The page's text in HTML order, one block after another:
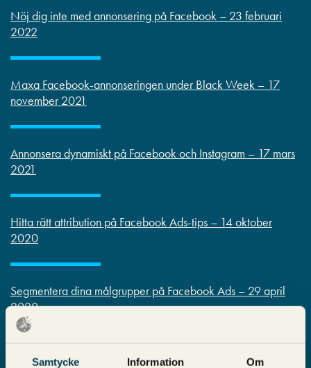
Samtycke Information Om
Nöj dig inte med annonsering på Facebook – 23 februari
2022
Maxa Facebook-annonseringen under Black Week – 17
november 2021
Annonsera dynamiskt på Facebook och Instagram – 17 mars
2021
Hitta rätt attribution på Facebook Ads-tips – 14 oktober
2020
Segmentera dina målgrupper på Facebook Ads – 29 april
2020
Facebook Ads-tips med Nicklas Krus – 27 november 2019